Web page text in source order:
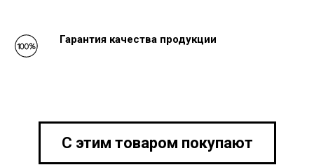
Гарантия качества продукции
С этим товаром покупают